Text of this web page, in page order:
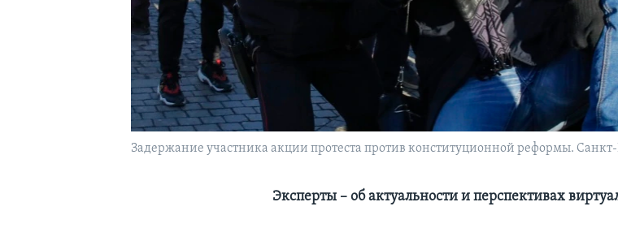
Задержание участника акции протеста против конституционной реформы. Санкт-
Эксперты – об актуальности и перспективах